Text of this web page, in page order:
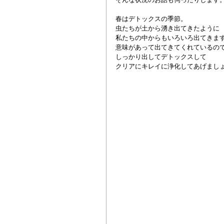
春はデトックスの季節。
虫たちが土から湧き出てきたように
私たちの中からもいろいろ出てきま
意味があって出てきてくれているの
しっかり出してデトックスして
クリアにキレイに浄化してあげまし